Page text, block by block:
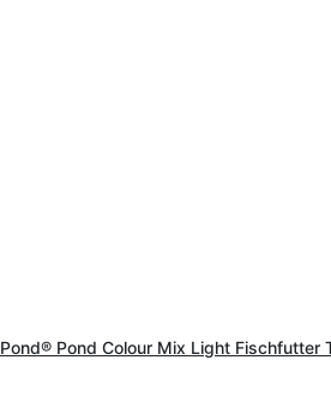
Pond Colour Mix Light Fischfutter